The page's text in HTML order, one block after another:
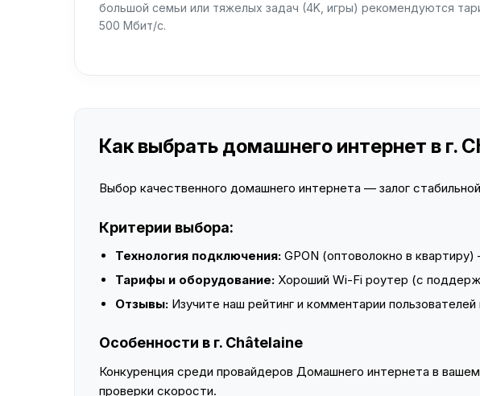
большой семьи или тяжелых задач (4K, игры) рекомендуются
500 Мбит/с.
Как выбрать домашнего интернет в г.
Выбор качественного домашнего интернета — залог
Критерии выбора:
Технология подключения: GPON (оптоволокно в
Тарифы и оборудование: Хороший Wi-Fi роутер (с
Отзывы: Изучите наш рейтинг и комментарии
Особенности в г. Châtelaine
Конкуренция среди провайдеров Домашнего интернета в
проверки скорости.